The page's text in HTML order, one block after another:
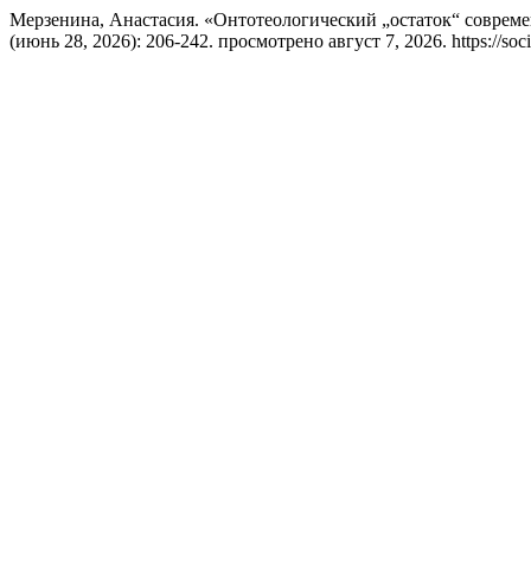
Мерзенина, Анастасия. «Онтотеологический „остаток“
(июнь 28, 2026): 206-242. просмотрено август 7, 2026. https://